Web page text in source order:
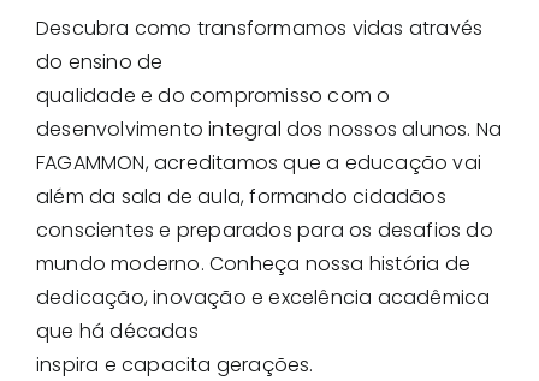
Descubra como transformamos vidas através
do ensino de
qualidade e do compromisso com o
desenvolvimento integral dos nossos alunos. Na
FAGAMMON, acreditamos que a educação vai
além da sala de aula, formando cidadãos
conscientes e preparados para os desafios do
mundo moderno. Conheça nossa história de
dedicação, inovação e excelência acadêmica
que há décadas
inspira e capacita gerações.